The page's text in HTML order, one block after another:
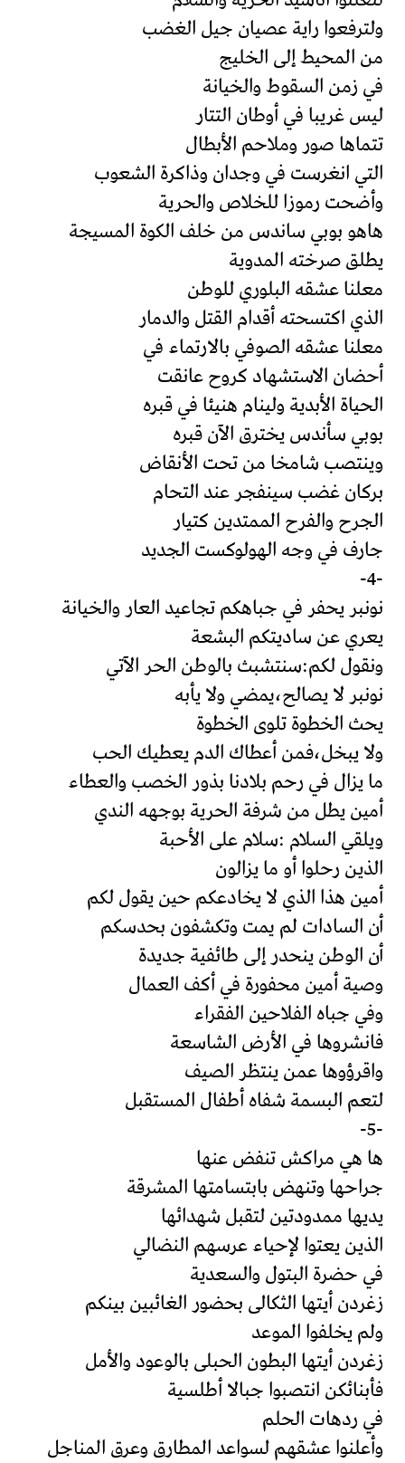
ولترفعوا راية عصيان جيل الغضب
من المحيط إلى الخليج
في زمن السقوط والخيانة
ليس غريبا في أوطان التتار
تتماها صور وملاحم الأبطال
التي انغرست في وجدان وذاكرة الشعوب
وأضحت رموزا للخلاص والحرية
هاهو بوبي ساندس من خلف الكوة المسيجة
يطلق صرخته المدوية
معلنا عشقه البلوري للوطن
الذي اكتسحته أقدام القتل والدمار
معلنا عشقه الصوفي بالارتماء في
أحضان الاستشهاد كروح عانقت
الحياة الأبدية ولينام هنيئا في قبره
بوبي سأندس يخترق الآن قبره
وينتصب شامخا من تحت الأنقاض
بركان غضب سينفجر عند التحام
الجرح والفرح الممتدين كتيار
جارف في وجه الهولوكست الجديد
-4-
نونبر يحفر في جباهكم تجاعيد العار والخيانة
يعري عن ساديتكم البشعة
ونقول لكم:سنتشبث بالوطن الحر الآتي
نونبر لا يصالح،يمضي ولا يأبه
يحث الخطوة تلوى الخطوة
ولا يبخل،فمن أعطاك الدم يعطيك الحب
ما يزال في رحم بلادنا بذور الخصب والعطاء
أمين يطل من شرفة الحرية بوجهه الندي
ويلقي السلام :سلام على الأحبة
الذين رحلوا أو ما يزالون
أمين هذا الذي لا يخادعكم حين يقول لكم
أن السادات لم يمت وتكشفون بحدسكم
أن الوطن ينحدر إلى طائفية جديدة
وصية أمين محفورة في أكف العمال
وفي جباه الفلاحين الفقراء
فانشروها في الأرض الشاسعة
واقرؤوها عمن ينتظر الصيف
لتعم البسمة شفاه أطفال المستقبل
-5-
ها هي مراكش تنفض عنها
جراحها وتنهض بابتسامتها المشرقة
يديها ممدودتين لتقبل شهدائها
الذين يعتوا لإحياء عرسهم النضالي
في حضرة البتول والسعدية
زغردن أيتها الثكالى بحضور الغائبين بينكم
ولم يخلفوا الموعد
زغردن أيتها البطون الحبلى بالوعود والأمل
فأبنائكن انتصبوا جبالا أطلسية
في ردهات الحلم
وأعلنوا عشقهم لسواعد المطارق وعرق المناجل